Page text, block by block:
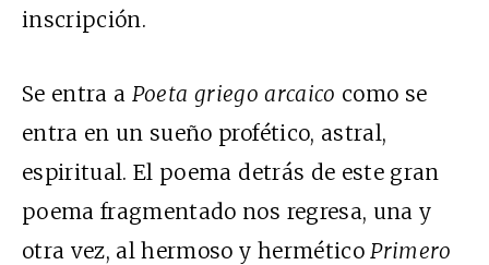
inscripción.
Se entra a Poeta griego arcaico como se
entra en un sueño profético, astral,
espiritual. El poema detrás de este gran
poema fragmentado nos regresa, una y
otra vez, al hermoso y herméticoPrimero